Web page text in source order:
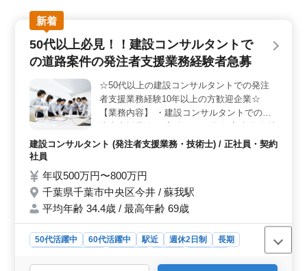
新着
50代以上必見！！建設コンサルタントで
の道路案件の発注者支援業務経験者急募
☆50代以上の建設コンサルタントでの発注
者支援業務経験10年以上の方歓迎企業☆
【業務内容】 ・建設コンサルタントでの発
下駐車場/電線共同溝/橋梁 等 ・調査,計画,設
話,発注者側と対話→人と話すのが得意な方
急募 ・設計経験20年以上の方給与面優遇
【備考】 ・駅チカ(事務所次第では車通勤の
可能性あり) ・交通費支給 ・全国単身付に出
来る方募集 ・CAD操作(あれば尚可) ☆道路
案件で調査,計画,設計業務経験20年以上年収
700万円補償!!☆ ◎女性の経験者の方もご応
建設コンサルタント (発注者支援業務・技術士) / 正社員・契約
社員
年収500万円〜800万円
千葉県千葉市中央区今井 / 蘇我駅
平均年齢 34.4歳 / 最高年齢 69歳
50代活躍中 60代活躍中 駅近 週休2日制
長期